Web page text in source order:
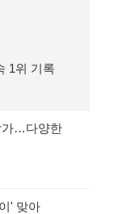
1위 기록
가…다양한
' 맞아